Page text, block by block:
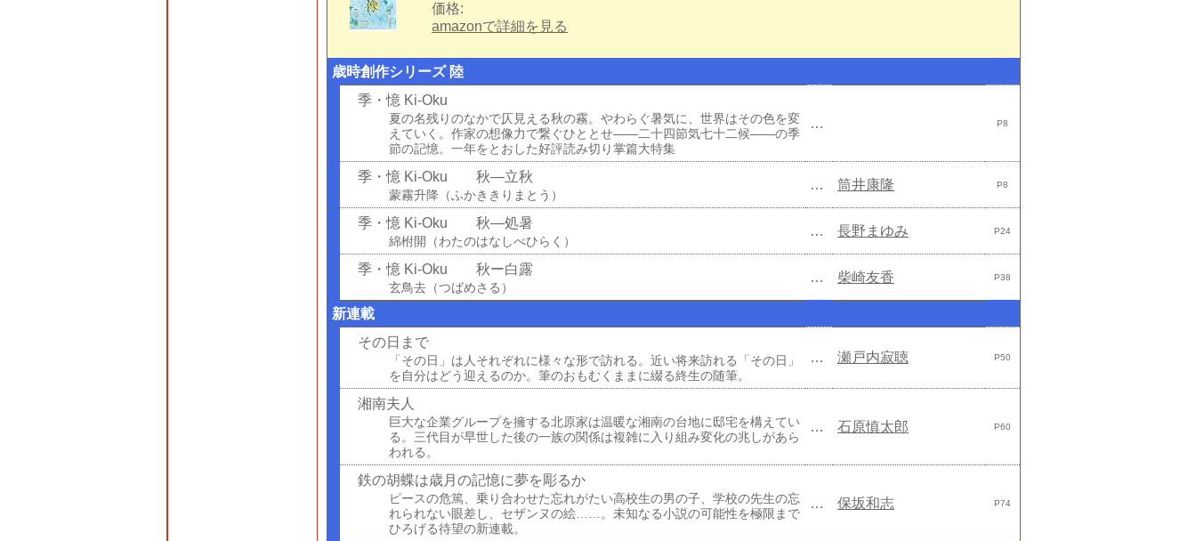
価格:
amazonで詳細を見る
歳時創作シリーズ 陸
季・憶 Ki-Oku
夏の名残りのなかで仄見える秋の霧。やわらぐ暑気に、世界はその色を変
えていく。作家の想像力で繋ぐひととせ――二十四節気七十二候――の季
節の記憶。一年をとおした好評読み切り掌篇大特集
… P8
季・憶 Ki-Oku 秋―立秋
蒙霧升降（ふかききりまとう）
… 筒井康隆 P8
季・憶 Ki-Oku 秋―処暑
綿柎開（わたのはなしべひらく）
… 長野まゆみ P24
季・憶 Ki-Oku 秋ー白露
玄鳥去（つばめさる）
… 柴崎友香 P38
新連載
その日まで
「その日」は人それぞれに様々な形で訪れる。近い将来訪れる「その日」
を自分はどう迎えるのか。筆のおもむくままに綴る終生の随筆。
… 瀬戸内寂聴 P50
湘南夫人
巨大な企業グループを擁する北原家は温暖な湘南の台地に邸宅を構えてい
る。三代目が早世した後の一族の関係は複雑に入り組み変化の兆しがあら
われる。
… 石原慎太郎 P60
鉄の胡蝶は歳月の記憶に夢を彫るか
ピースの危篤、乗り合わせた忘れがたい高校生の男の子、学校の先生の忘
れられない眼差し、セザンヌの絵……。未知なる小説の可能性を極限まで
ひろげる待望の新連載。
… 保坂和志 P74